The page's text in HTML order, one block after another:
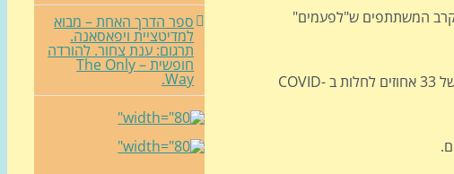
המשתתפים ש"לפעמים"
בהתאמה לגורמים כגון מצב החיסון, המחקר קבע כי אנשים שלעיתים או לעתים קרובות חבשו מסכות היו בעלי שכיחות גבוהה יותר של 33 אחוזים לחלות ב COVID-
ספר הדרך האחת – מבוא
למדיטציית ויפאסאנה.
תרגום: ענת צחור. להורדה
חופשית – The Only
Way.